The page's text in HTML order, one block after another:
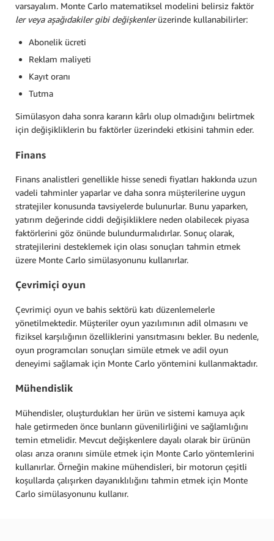
varsayalım. Monte Carlo matematiksel modelini belirsiz faktör
ler veya aşağıdakilergibi değişkenlerüzerinde kullanabilirler:
Abonelik ücreti
Reklam maliyeti
Kayıt oranı
Tutma
Simülasyon daha sonra kararın kârlı olup olmadığını belirtmek
için değişikliklerin bu faktörler üzerindeki etkisini tahmin eder.
Finans
Finans analistleri genellikle hisse senedi fiyatları hakkında uzun
vadeli tahminler yaparlar ve daha sonra müşterilerine uygun
stratejiler konusunda tavsiyelerde bulunurlar. Bunu yaparken,
yatırım değerinde ciddi değişikliklere neden olabilecek piyasa
faktörlerini göz önünde bulundurmalıdırlar. Sonuç olarak,
stratejilerini desteklemek için olası sonuçları tahmin etmek
üzere Monte Carlo simülasyonunu kullanırlar.
Çevrimiçi oyun
Çevrimiçi oyun ve bahis sektörü katı düzenlemelerle
yönetilmektedir. Müşteriler oyun yazılımının adil olmasını ve
fiziksel karşılığının özelliklerini yansıtmasını bekler. Bu nedenle,
oyun programcıları sonuçları simüle etmek ve adil oyun
deneyimi sağlamak için Monte Carlo yöntemini kullanmaktadır.
Mühendislik
Mühendisler, oluşturdukları her ürün ve sistemi kamuya açık
hale getirmeden önce bunların güvenilirliğini ve sağlamlığını
temin etmelidir. Mevcut değişkenlere dayalı olarak bir ürünün
olası arıza oranını simüle etmek için Monte Carlo yöntemlerini
kullanırlar. Örneğin makine mühendisleri, bir motorun çeşitli
koşullarda çalışırken dayanıklılığını tahmin etmek için Monte
Carlo simülasyonunu kullanır.